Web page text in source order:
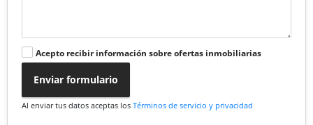
Acepto recibir información sobre ofertas inmobiliarias
Enviar formulario
Al enviar tus datos aceptas los Términos de servicio y privacidad